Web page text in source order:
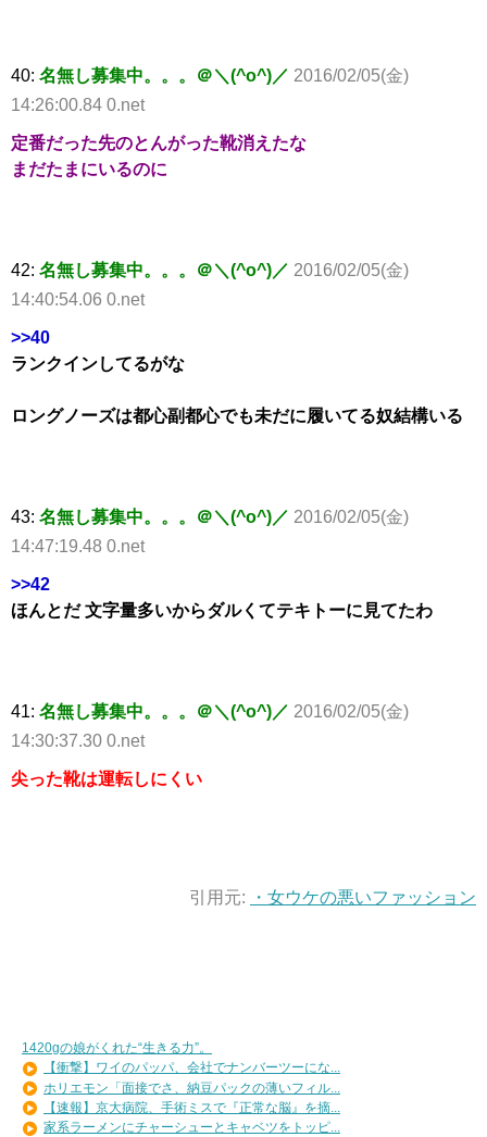
40: 名無し募集中。。。＠＼(^o^)／ 2016/02/05(金)
14:26:00.84 0.net
定番だった先のとんがった靴消えたな
まだたまにいるのに
42: 名無し募集中。。。＠＼(^o^)／ 2016/02/05(金)
14:40:54.06 0.net
>>40
ランクインしてるがな
ロングノーズは都心副都心でも未だに履いてる奴結構いる
43: 名無し募集中。。。＠＼(^o^)／ 2016/02/05(金)
14:47:19.48 0.net
>>42
ほんとだ 文字量多いからダルくてテキトーに見てたわ
41: 名無し募集中。。。＠＼(^o^)／ 2016/02/05(金)
14:30:37.30 0.net
尖った靴は運転しにくい
引用元: ・女ウケの悪いファッション
1420gの娘がくれた“生きる力”。
【衝撃】ワイのパッパ、会社でナンバーツーにな...
ホリエモン「面接でさ、納豆パックの薄いフィル...
【速報】京大病院、手術ミスで『正常な脳』を摘...
家系ラーメンにチャーシューとキャベツをトッピ...